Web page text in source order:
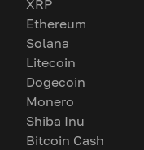
XRP
Ethereum
Solana
Litecoin
Dogecoin
Monero
Shiba Inu
Bitcoin Cash